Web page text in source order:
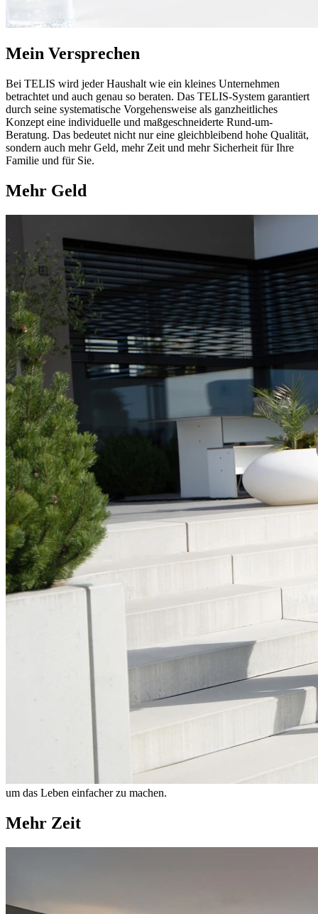
Mein Versprechen
Bei TELIS wird jeder Haushalt wie ein kleines Unternehmen
betrachtet und auch genau so beraten. Das TELIS-System garantiert
durch seine systematische Vorgehensweise als ganzheitliches
Konzept eine individuelle und maßgeschneiderte Rund-um-
Beratung. Das bedeutet nicht nur eine gleichbleibend hohe Qualität,
sondern auch mehr Geld, mehr Zeit und mehr Sicherheit für Ihre
Familie und für Sie.
Mehr Geld
um das Leben einfacher zu machen.
Mehr Zeit